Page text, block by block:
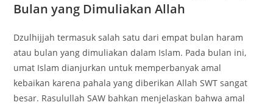
Bulan yang Dimuliakan Allah
Dzulhijjah termasuk salah satu dari empat bulan haram
atau bulan yang dimuliakan dalam Islam. Pada bulan ini,
umat Islam dianjurkan untuk memperbanyak amal
kebaikan karena pahala yang diberikan Allah SWT sangat
besar. Rasulullah SAW bahkan menjelaskan bahwa amal